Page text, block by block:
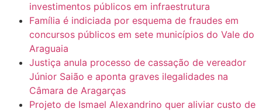
investimentos públicos em infraestrutura
Família é indiciada por esquema de fraudes em
concursos públicos em sete municípios do Vale do
Araguaia
Justiça anula processo de cassação de vereador
Júnior Saião e aponta graves ilegalidades na
Câmara de Aragarças
Projeto de Ismael Alexandrino quer aliviar custo de